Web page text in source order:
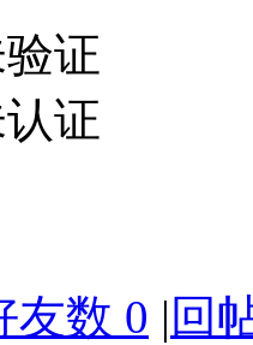
证
证
友数 0 | 回